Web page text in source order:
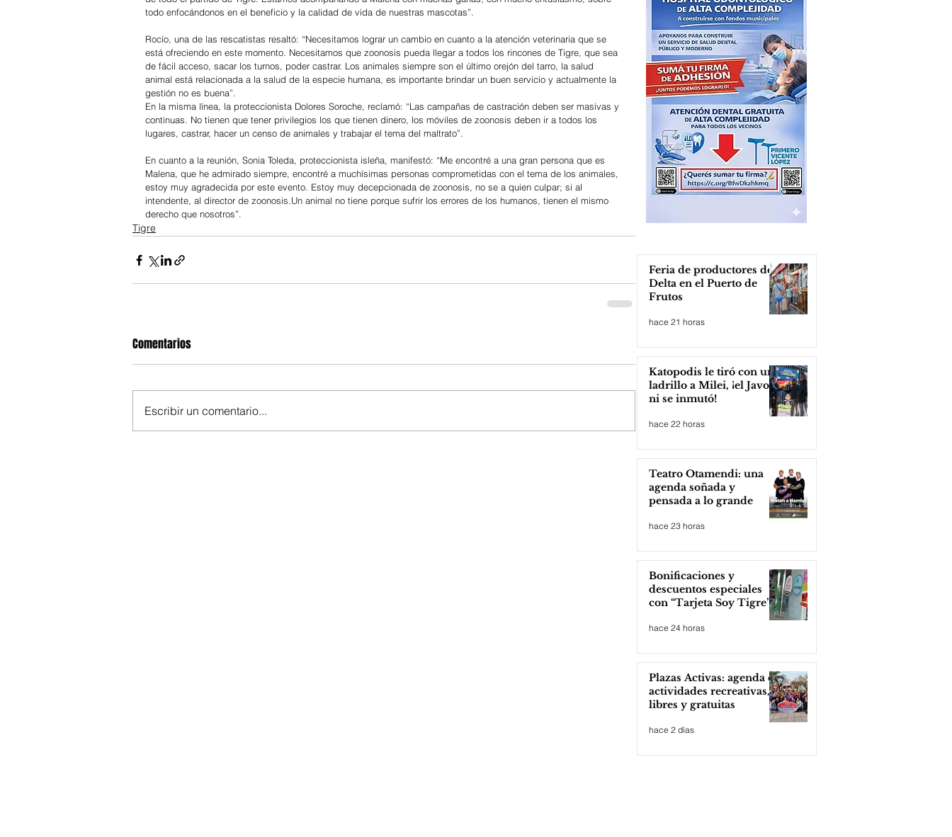
todo enfocándonos en el beneficio y la calidad de vida de nuestras mascotas”.
Rocío, una de las rescatistas resaltó: “Necesitamos lograr un cambio en cuanto a la atención veterinaria que se
está ofreciendo en este momento. Necesitamos que zoonosis pueda llegar a todos los rincones de Tigre, que sea
de fácil acceso, sacar los turnos, poder castrar. Los animales siempre son el último orejón del tarro, la salud
animal está relacionada a la salud de la especie humana, es importante brindar un buen servicio y actualmente la
gestión no es buena”.
En la misma línea, la proteccionista Dolores Soroche, reclamó: “Las campañas de castración deben ser masivas y
continuas. No tienen que tener privilegios los que tienen dinero, los móviles de zoonosis deben ir a todos los
lugares, castrar, hacer un censo de animales y trabajar el tema del maltrato”.
En cuanto a la reunión, Sonia Toleda, proteccionista isleña, manifestó: “Me encontré a una gran persona que es
Malena, que he admirado siempre, encontré a muchísimas personas comprometidas con el tema de los animales,
estoy muy agradecida por este evento. Estoy muy decepcionada de zoonosis, no se a quien culpar; si al
intendente, al director de zoonosis.Un animal no tiene porque sufrir los errores de los humanos, tienen el mismo
derecho que nosotros”.
Tigre
Comentarios
Escribir un comentario...
Feria de productores del
Delta en el Puerto de
Frutos
hace 21 horas
Katopodis le tiró con un
ladrillo a Milei, ¡el Javo
ni se inmutó!
hace 22 horas
Teatro Otamendi: una
agenda soñada y
pensada a lo grande
hace 23 horas
Bonificaciones y
descuentos especiales
con “Tarjeta Soy Tigre”
hace 24 horas
Plazas Activas: agenda de
actividades recreativas,
libres y gratuitas
hace 2 días